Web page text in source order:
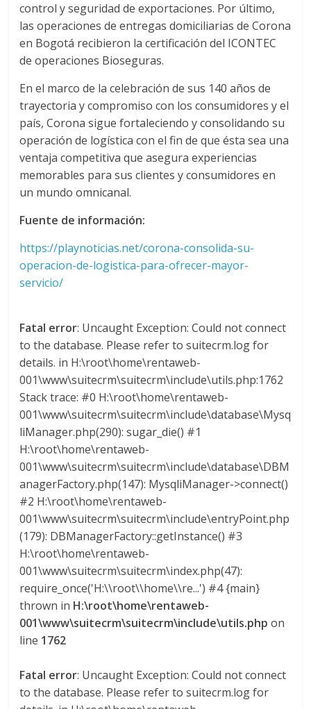
p
o
s
y
M
a
q
n
a
r
a
e
n
C
o
control y seguridad de exportaciones. Por último,
las operaciones de entregas domiciliarias de Corona
en Bogotá recibieron la certificación del ICONTEC
de operaciones Bioseguras.
En el marco de la celebración de sus 140 años de
trayectoria y compromiso con los consumidores y el
país, Corona sigue fortaleciendo y consolidando su
operación de logística con el fin de que ésta sea una
ventaja competitiva que asegura experiencias
memorables para sus clientes y consumidores en
un mundo omnicanal.
Fuente de información:
https://playnoticias.net/corona-consolida-su-
operacion-de-logistica-para-ofrecer-mayor-
servicio/
Fatal error: Uncaught Exception: Could not connect
to the database. Please refer to suitecrm.log for
details. in H:\root\home\rentaweb-
001\www\suitecrm\suitecrm\include\utils.php:1762
Stack trace: #0 H:\root\home\rentaweb-
001\www\suitecrm\suitecrm\include\database\Mysq
liManager.php(290): sugar_die() #1
H:\root\home\rentaweb-
001\www\suitecrm\suitecrm\include\database\DBM
anagerFactory.php(147): MysqliManager->connect()
#2 H:\root\home\rentaweb-
001\www\suitecrm\suitecrm\include\entryPoint.php
(179): DBManagerFactory::getInstance() #3
H:\root\home\rentaweb-
001\www\suitecrm\suitecrm\index.php(47):
require_once('H:\\root\\home\\re...') #4 {main}
thrown in H:\root\home\rentaweb-
001\www\suitecrm\suitecrm\include\utils.php on
line 1762
Fatal error: Uncaught Exception: Could not connect
to the database. Please refer to suitecrm.log for